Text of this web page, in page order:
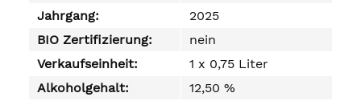
Jahrgang:
2025
BIO Zertifizierung:
nein
Verkaufseinheit:
1 x 0,75 Liter
Alkoholgehalt:
12,50 %